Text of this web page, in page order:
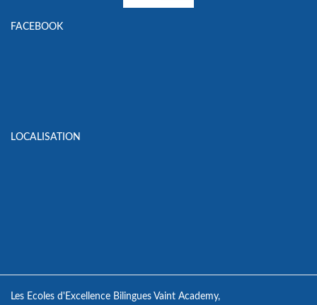
FACEBOOK
LOCALISATION
Les Ecoles d'Excellence Bilingues Vaint Academy,